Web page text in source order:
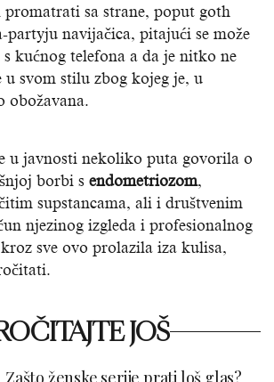
sa strane, poput goth
partyju navijačica, pitajući se može
kućnog telefona a da je nitko ne
u svom stilu zbog kojeg je, u
obožavana.
u javnosti nekoliko puta govorila o
borbi s endometriozom,
supstancama, ali i društvenim
njezinog izgleda i profesionalnog
sve ovo prolazila iza kulisa,
JOŠ